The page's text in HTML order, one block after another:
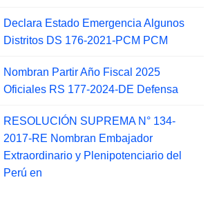
Declara Estado Emergencia Algunos
Distritos DS 176-2021-PCM PCM
Nombran Partir Año Fiscal 2025
Oficiales RS 177-2024-DE Defensa
RESOLUCIÓN SUPREMA N° 134-
2017-RE Nombran Embajador
Extraordinario y Plenipotenciario del
Perú en